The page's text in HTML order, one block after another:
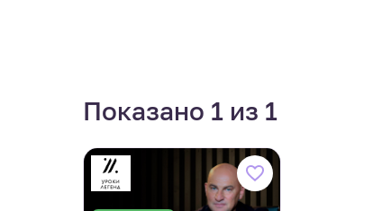
Показано 1 из 1